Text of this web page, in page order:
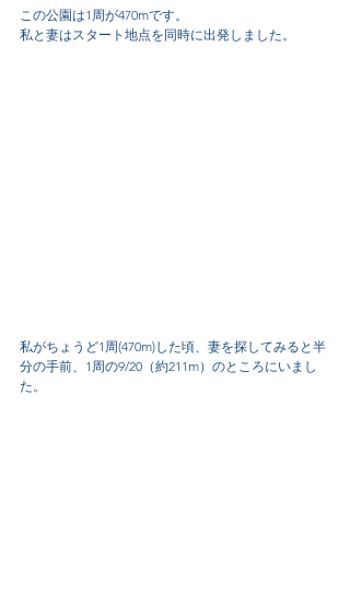
この公園は1周が470mです。
私と妻はスタート地点を同時に出発しました。
私がちょうど1周(470m)した頃、妻を探してみると半
分の手前、1周の9/20（約211m）のところにいまし
た。